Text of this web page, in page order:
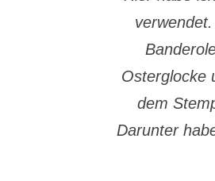
Osterglocke
dem
Darunter